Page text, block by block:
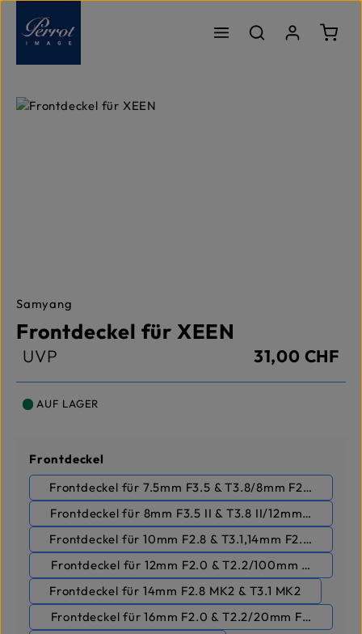
Zum Hauptinhalt springen
Bildergalerie überspringen
Samyang
Frontdeckel für XEEN
UVP 31,00 CHF
AUF LAGER
Frontdeckel
Frontdeckel für 7.5mm F3.5 & T3.8/8mm F2.8 II & T3.1
Frontdeckel für 8mm F3.5 II & T3.8 II/12mm F2.8 &
Frontdeckel für 10mm F2.8 & T3.1,14mm F2.8 & T3.1
Frontdeckel für 12mm F2.0 & T2.2/100mm F2.8 &
Frontdeckel für 14mm F2.8 MK2 & T3.1 MK2
Frontdeckel für 16mm F2.0 & T2.2/20mm F1.8 &